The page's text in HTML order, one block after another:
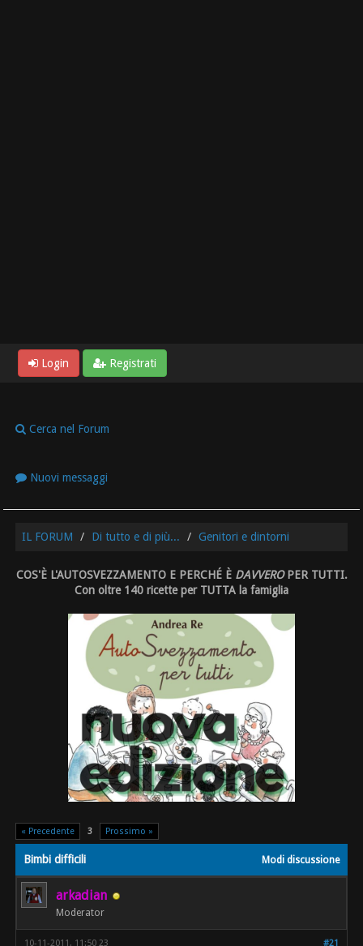
Login Registrati
Cerca nel Forum
Nuovi messaggi
IL FORUM Di tutto e di più... Genitori e dintorni
COS'È L'AUTOSVEZZAMENTO E PERCHÉ È DAVVEROPER TUTTI.
Con oltre 140 ricette per TUTTA la famiglia
« Precedente 3 Prossimo »
Modi discussione
Bimbi difficili
arkadian
Moderator
#21
10-11-2011, 11:50 23